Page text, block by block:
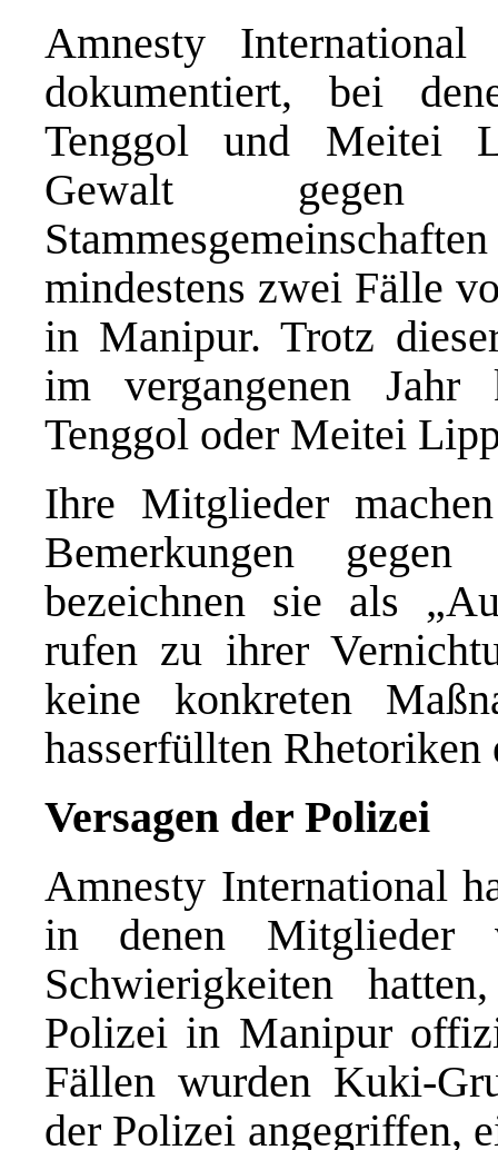
Amnesty
dokumentiert, bei
Tenggol und Meitei
Gewalt gegen
mindestens zwei Fälle
in Manipur. Trotz
im vergangenen
Tenggol oder Meitei
Ihre Mitglieder
Bemerkungen gegen
bezeichnen sie als
rufen zu ihrer
keine konkreten
hasserfüllten Rhetoriken
Versagen der Polizei
Amnesty International
in denen Mitglieder
Schwierigkeiten
Polizei in Manipur
Fällen wurden Kuki-
der Polizei angegriffen,